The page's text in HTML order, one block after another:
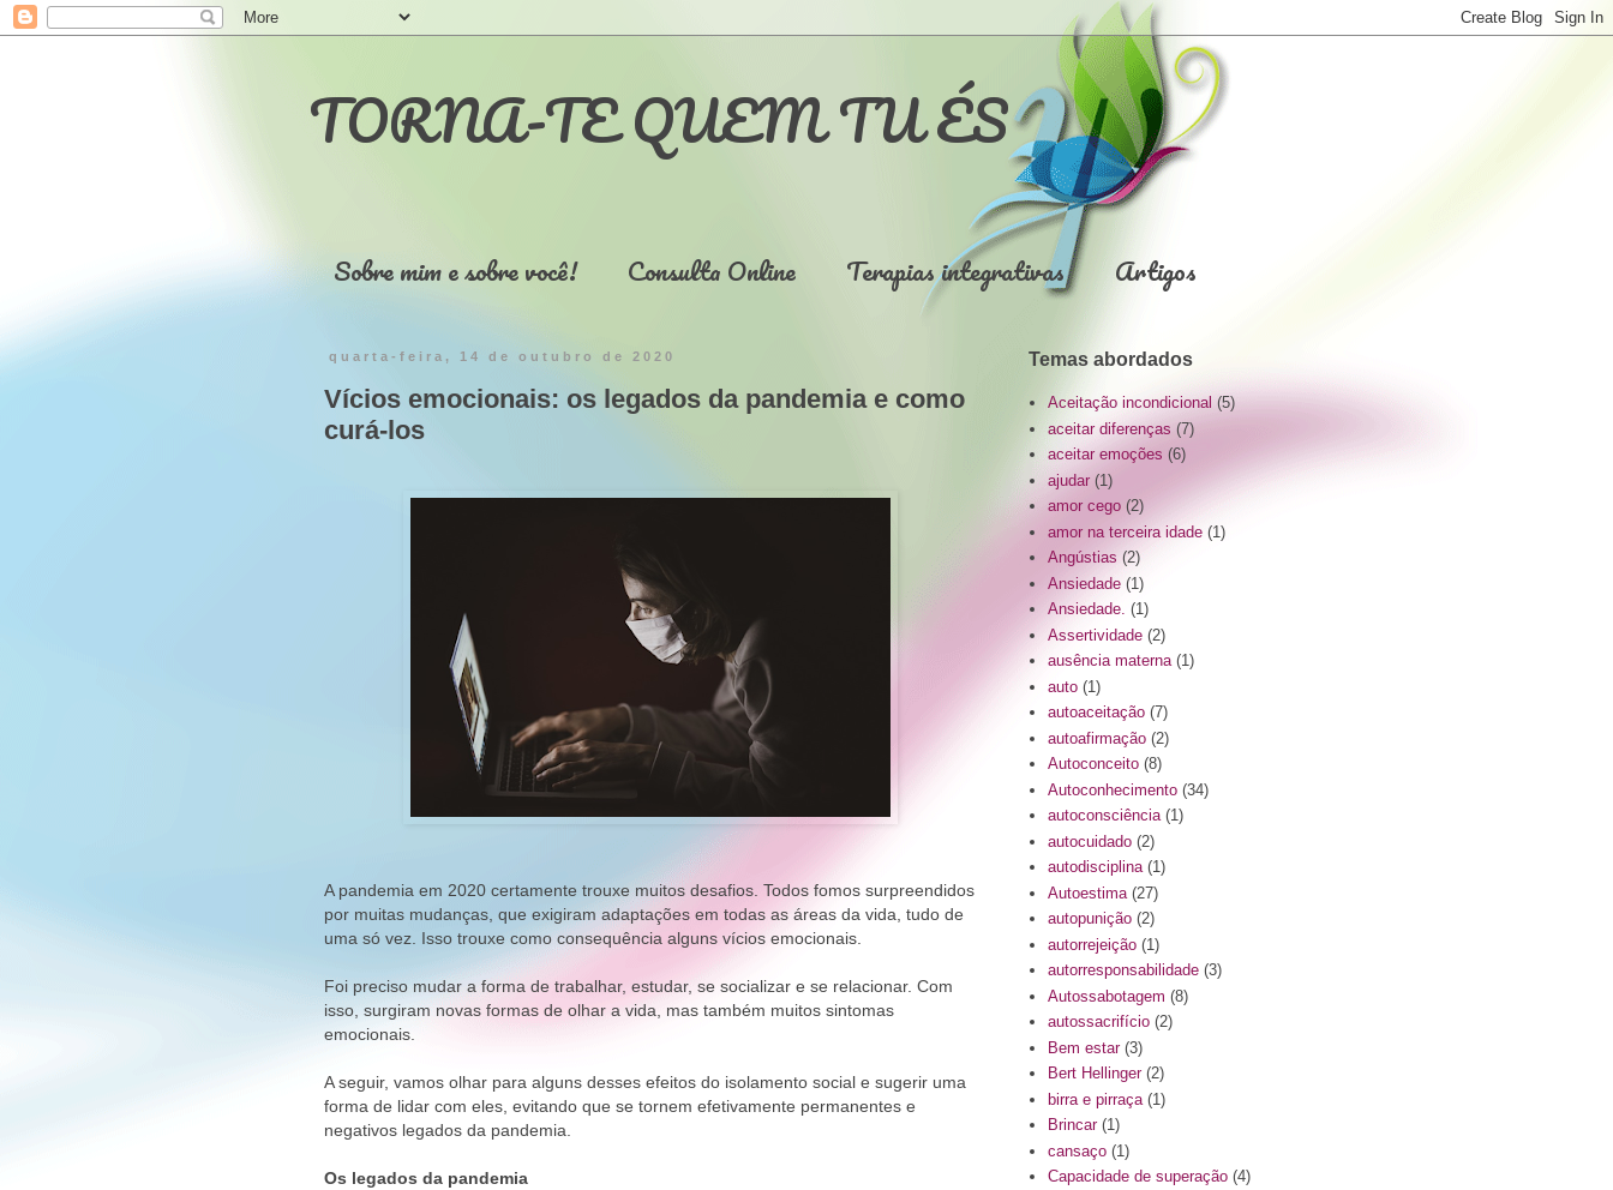
TORNA-TE QUEM TU ÉS
Sobre mim e sobre você! Consulta Online Terapias integrativas Artigos
quarta-feira, 14 de outubro de 2020
Vícios emocionais: os legados da pandemia e como
curá-los
A pandemia em 2020 certamente trouxe muitos desafios. Todos fomos surpreendidos
por muitas mudanças, que exigiram adaptações em todas as áreas da vida, tudo de
uma só vez. Isso trouxe como consequência alguns vícios emocionais.
Foi preciso mudar a forma de trabalhar, estudar, se socializar e se relacionar. Com
isso, surgiram novas formas de olhar a vida, mas também muitos sintomas
emocionais.
A seguir, vamos olhar para alguns desses efeitos do isolamento social e sugerir uma
forma de lidar com eles, evitando que se tornem efetivamente permanentes e
negativos legados da pandemia.
Os legados da pandemia
Temas abordados
Aceitação incondicional (5)
aceitar diferenças (7)
aceitar emoções (6)
ajudar (1)
amor cego (2)
amor na terceira idade (1)
Angústias (2)
Ansiedade (1)
Ansiedade. (1)
Assertividade (2)
ausência materna (1)
auto (1)
autoaceitação (7)
autoafirmação (2)
Autoconceito (8)
Autoconhecimento (34)
autoconsciência (1)
autocuidado (2)
autodisciplina (1)
Autoestima (27)
autopunição (2)
autorrejeição (1)
autorresponsabilidade (3)
Autossabotagem (8)
autossacrifício (2)
Bem estar (3)
Bert Hellinger (2)
birra e pirraça (1)
Brincar (1)
cansaço (1)
Capacidade de superação (4)